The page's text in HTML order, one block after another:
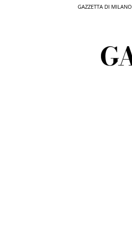
GAZZETTA DI MILANO